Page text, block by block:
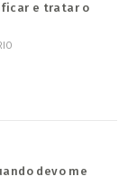
e tratar o
devo me